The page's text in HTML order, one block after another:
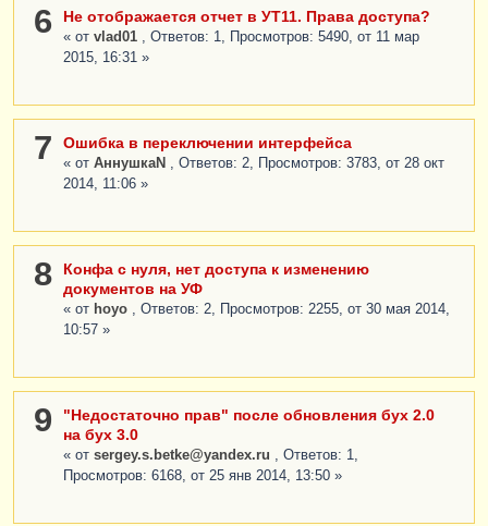
6 Не отображается отчет в УТ11. Права доступа?
« от vlad01
, Ответов: 1, Просмотров: 5490, от 11 мар
2015, 16:31 »
7 Ошибка в переключении интерфейса
« от АннушкаN
, Ответов: 2, Просмотров: 3783, от 28 окт
2014, 11:06 »
8
Конфа с нуля, нет доступа к изменению
документов на УФ
« от hoyo
, Ответов: 2, Просмотров: 2255, от 30 мая 2014,
10:57 »
9
"Недостаточно прав" после обновления бух 2.0
на бух 3.0
« от sergey.s.betke@yandex.ru
, Ответов: 1,
Просмотров: 6168, от 25 янв 2014, 13:50 »